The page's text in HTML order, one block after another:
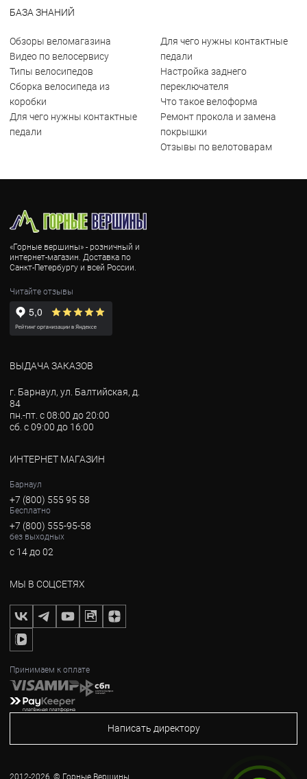
БАЗА ЗНАНИЙ
Обзоры веломагазина
Видео по велосервису
Типы велосипедов
Сборка велосипеда из
коробки
Для чего нужны контактные
педали
Для чего нужны контактные
педали
Настройка заднего
переключателя
Что такое велоформа
Ремонт прокола и замена
покрышки
Отзывы по велотоварам
«Горные вершины» - розничный и
интернет-магазин. Доставка по
Санкт-Петербургу и всей России.
Читайте отзывы
ВЫДАЧА ЗАКАЗОВ
г. Барнаул, ул. Балтийская, д.
84
пн.-пт. с 08:00 до 20:00
сб. с 09:00 до 16:00
ИНТЕРНЕТ МАГАЗИН
Барнаул
+7 (800) 555 95 58
Бесплатно
+7 (800) 555-95-58
без выходных
с 14 до 02
МЫ В СОЦСЕТЯХ
Принимаем к оплате
Написать директору
2012-2026, © Горные Вершины